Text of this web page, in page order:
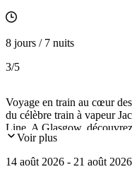
8 jours / 7 nuits
3/5
Voyage en train au cœur
du célèbre train à vapeur
Line. A Glasgow,
Mackintosh. A Edimbourg,
Voir plus
14 août 2026 - 21 août 2026